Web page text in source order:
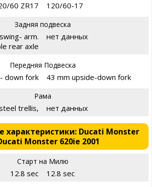
60 ZR17 120/60-17
Задняя подвеска
arm.
rear axle
нет данных
Передняя Подвеска
down fork 43 mm upside-down fork
Рама
trellis, нет данных
характеристики: Ducati Monster
Monster 620ie 2001
Старт на Милю
12.8 sec 12.8 sec